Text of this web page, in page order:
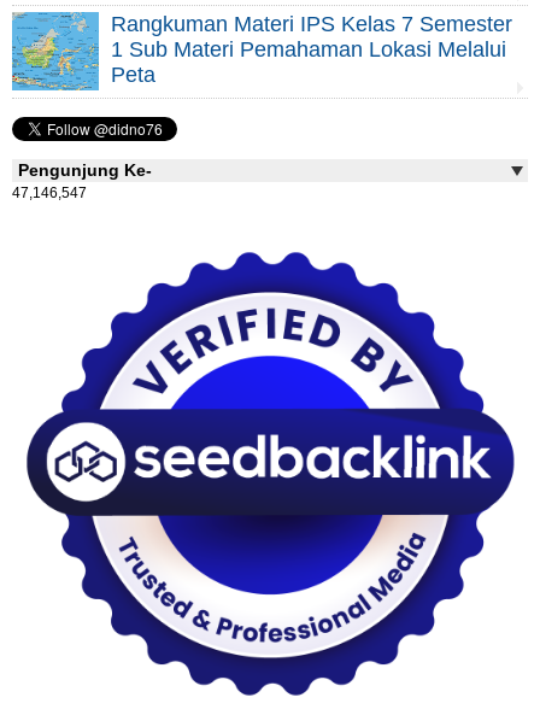
Rangkuman Materi IPS Kelas 7 Semester
1 Sub Materi Pemahaman Lokasi Melalui
Peta
Pengunjung Ke-
47,146,547